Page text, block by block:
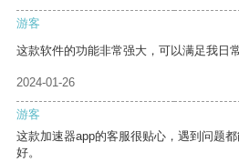
游客
这款软件的功能非常强大，可以满足我日
2024-01-26
游客
这款加速器app的客服很贴心，遇到问题
好。